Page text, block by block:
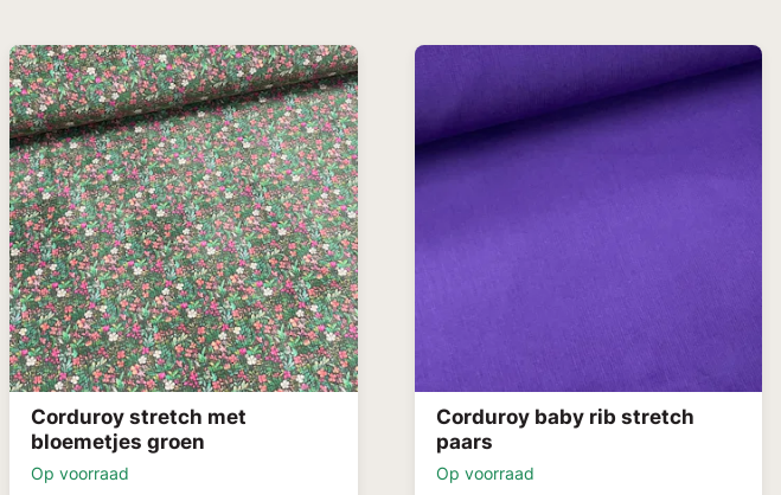
Corduroy stretch met
bloemetjes groen
Op voorraad
Corduroy baby rib stretch
paars
Op voorraad